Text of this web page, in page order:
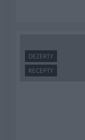
DEZERTY
RECEPTY